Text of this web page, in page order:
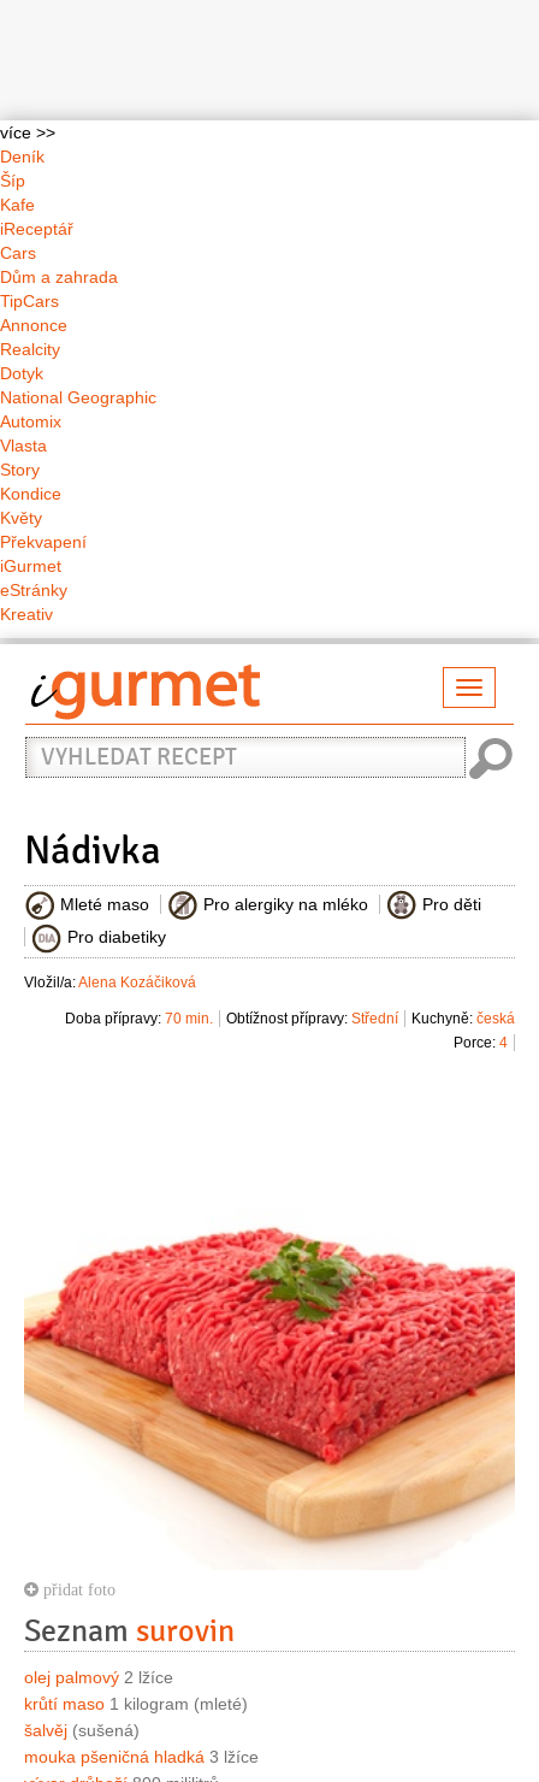
více >>
Deník
Šíp
Kafe
iReceptář
Cars
Dům a zahrada
TipCars
Annonce
Realcity
Dotyk
National Geographic
Automix
Vlasta
Story
Kondice
Květy
Překvapení
iGurmet
eStránky
Kreativ
Vyhledat
recept
Nádivka
Mleté maso Pro alergiky na mléko
Pro děti
Pro diabetiky
Vložil/a:Alena Kozáčiková
Kuchyně: česká
Obtížnost přípravy: Střední
Doba přípravy: 70 min.
Porce: 4
přidat foto
Seznam surovin
olej palmový 2 lžíce
krůtí maso 1 kilogram (mleté)
šalvěj (sušená)
mouka pšeničná hladká 3 lžíce